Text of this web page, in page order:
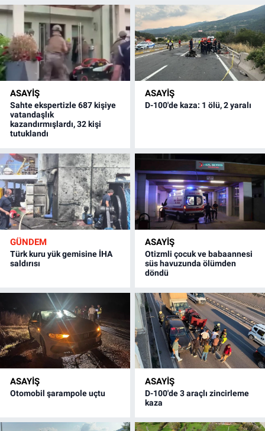
ASAYİŞ
Sahte ekspertizle 687 kişiye
vatandaşlık
kazandırmışlardı, 32 kişi
tutuklandı
ASAYİŞ
D-100'de kaza: 1 ölü, 2 yaralı
GÜNDEM
Türk kuru yük gemisine İHA
saldırısı
ASAYİŞ
Otizmli çocuk ve babaannesi
süs havuzunda ölümden
döndü
ASAYİŞ
Otomobil şarampole uçtu
ASAYİŞ
D-100'de 3 araçlı zincirleme
kaza